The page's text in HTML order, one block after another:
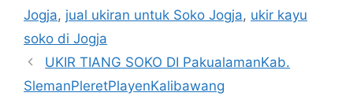
Jogja, jual ukiran untuk Soko Jogja, ukir kayu
soko di Jogja
UKIR TIANG SOKO DI PakualamanKab.
SlemanPleretPlayenKalibawang